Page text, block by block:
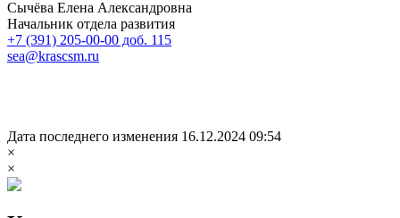
Сычёва Елена Александровна
Начальник отдела развития
+7 (391) 205-00-00 доб. 115
sea@krascsm.ru
Дата последнего изменения 16.12.2024 09:54
×
×